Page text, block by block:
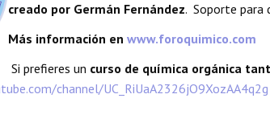
creado por Germán Fernández. Soporte para
Más información en www.foroquimico.com
Si prefieres un curso de química orgánica
channel/UC_RiUaA2326jO9XozAA4q2g